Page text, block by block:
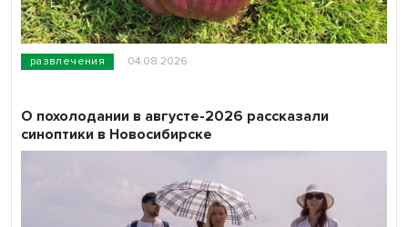
развлечения 04.08.2026
О похолодании в августе-2026 рассказали
синоптики в Новосибирске